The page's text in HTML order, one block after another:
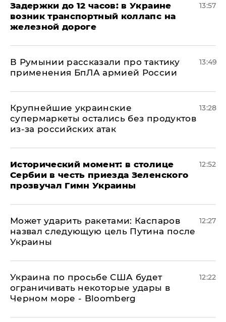
Задержки до 12 часов: в Украине
возник транспортный коллапс на
железной дороге
13:57
В Румынии рассказали про тактику
применения БпЛА армией России
13:49
Крупнейшие украинские
супермаркеты остались без продуктов
из-за российских атак
13:28
Исторический момент: в столице
Сербии в честь приезда Зеленского
прозвучал Гимн Украины
12:52
Может ударить ракетами: Каспаров
назвал следующую цель Путина после
Украины
12:27
Украина по просьбе США будет
ограничивать некоторые удары в
Черном море - Bloomberg
12:22